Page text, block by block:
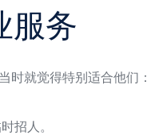
服务
时就觉得特别适合他们：
招人。